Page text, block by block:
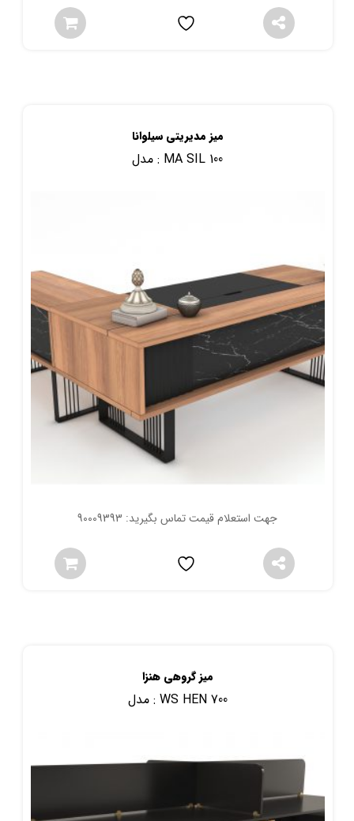
میز مدیریتی سیلوانا
مدل : MA SIL 100
جهت استعلام قیمت تماس بگیرید: 90009393
میز گروهی هنزا
مدل : WS HEN 700